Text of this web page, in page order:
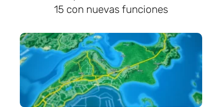
15 con nuevas funciones